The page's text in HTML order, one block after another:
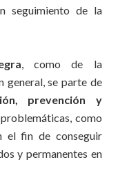
seguimiento de la
, como de la
general, se parte de
prevención y
como
el fin de conseguir
y permanentes en